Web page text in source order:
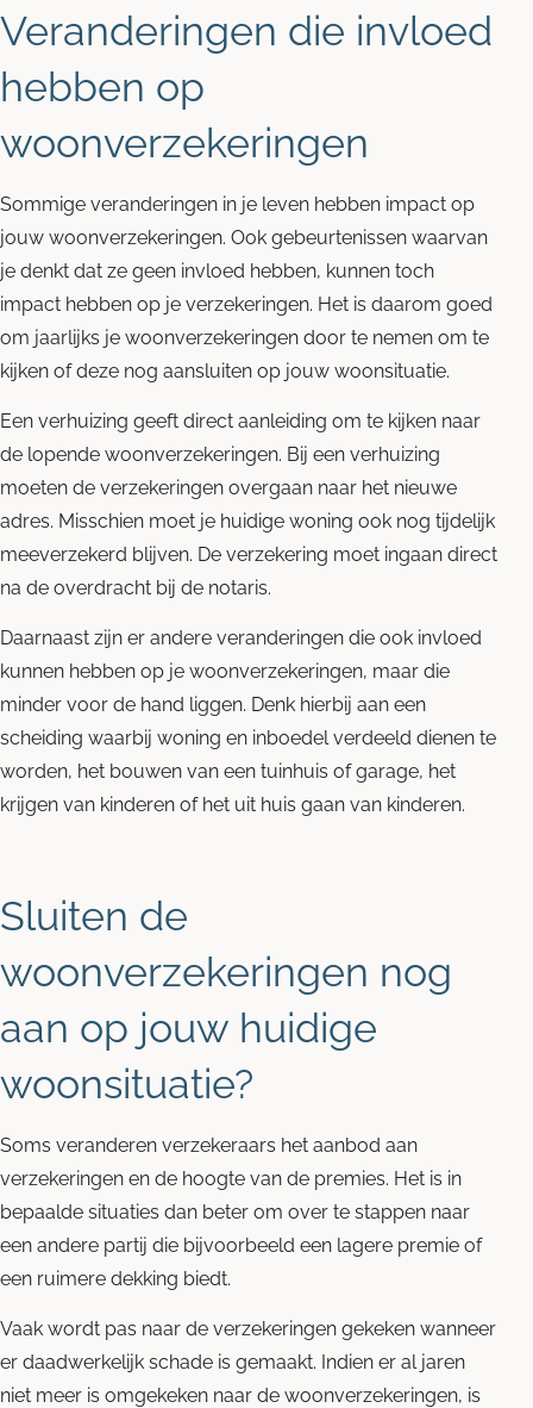
Veranderingen die invloed
hebben op
woonverzekeringen
Sommige veranderingen in je leven hebben impact op
jouw woonverzekeringen. Ook gebeurtenissen waarvan
je denkt dat ze geen invloed hebben, kunnen toch
impact hebben op je verzekeringen. Het is daarom goed
om jaarlijks je woonverzekeringen door te nemen om te
kijken of deze nog aansluiten op jouw woonsituatie.
Een verhuizing geeft direct aanleiding om te kijken naar
de lopende woonverzekeringen. Bij een verhuizing
moeten de verzekeringen overgaan naar het nieuwe
adres. Misschien moet je huidige woning ook nog tijdelijk
meeverzekerd blijven. De verzekering moet ingaan direct
na de overdracht bij de notaris.
Daarnaast zijn er andere veranderingen die ook invloed
kunnen hebben op je woonverzekeringen, maar die
minder voor de hand liggen. Denk hierbij aan een
scheiding waarbij woning en inboedel verdeeld dienen te
worden, het bouwen van een tuinhuis of garage, het
krijgen van kinderen of het uit huis gaan van kinderen.
Sluiten de
woonverzekeringen nog
aan op jouw huidige
woonsituatie?
Soms veranderen verzekeraars het aanbod aan
verzekeringen en de hoogte van de premies. Het is in
bepaalde situaties dan beter om over te stappen naar
een andere partij die bijvoorbeeld een lagere premie of
een ruimere dekking biedt.
Vaak wordt pas naar de verzekeringen gekeken wanneer
er daadwerkelijk schade is gemaakt. Indien er al jaren
niet meer is omgekeken naar de woonverzekeringen, is